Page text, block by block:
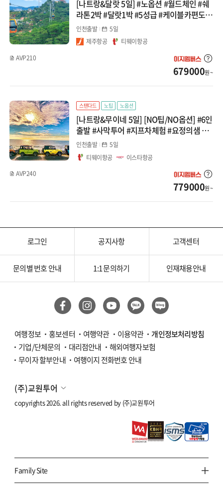
[나트랑&달랏 5일] #노옵션 #월드체인 #쉐
라톤2박 #달랏1박 #5성급 #케이블카편도 #
레일바이크 #지프차체험 #달랏야시장 패키
지
인천출발
5일
제주항공
티웨이항공
AVP210
679000원 ~
스탠다드 노팁 노옵션
[나트랑&무이네 5일] [NO팁/NO옵션] #6인
출발 #사막투어 #지프차체험 #요정의샘 #전
신마사지 #야간시티투어 #시내관광 패키지
인천출발
5일
티웨이항공
이스타항공
AVP240
779000원 ~
로그인 공지사항 고객센터
문의별 번호 안내 1:1 문의하기 인재채용안내
여행정보 홍보센터 여행약관 이용약관
개인정보처리방침
기업/단체문의
대리점안내
해외여행자보험
무이자 할부안내
여행이지 전화번호 안내
(주)교원투어
copyrights 2026. all rights reserved by (주)교원투어
Family Site